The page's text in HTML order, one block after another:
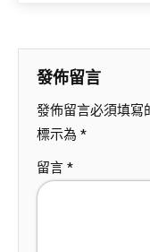
發佈留言
發佈留言必須填寫
標示為 *
留言 *